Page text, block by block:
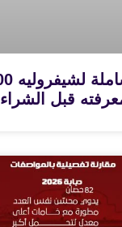
قبل الشراء